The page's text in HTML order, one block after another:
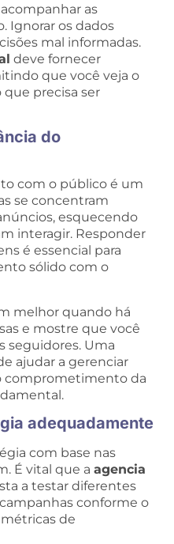
as
Ignorar os dados
mal informadas.
deve fornecer
que você veja o
precisa ser
do
com o público é um
se concentram
esquecendo
interagir. Responder
é essencial para
sólido com o
melhor quando há
e mostre que você
seguidores. Uma
ajudar a gerenciar
comprometimento da
adequadamente
com base nas
É vital que a agencia
a testar diferentes
conforme o
de